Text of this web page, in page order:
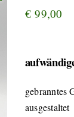
€ 99,00
gebranntes
ausgestaltet